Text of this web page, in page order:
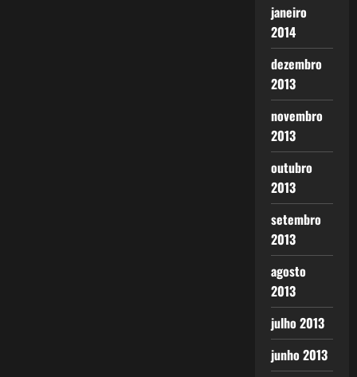
janeiro
2014
dezembro
2013
novembro
2013
outubro
2013
setembro
2013
agosto
2013
julho 2013
junho 2013